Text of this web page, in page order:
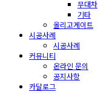
무대차
기타
올리고게이트
시공사례
시공사례
커뮤니티
온라인 문의
공지사항
카달로그